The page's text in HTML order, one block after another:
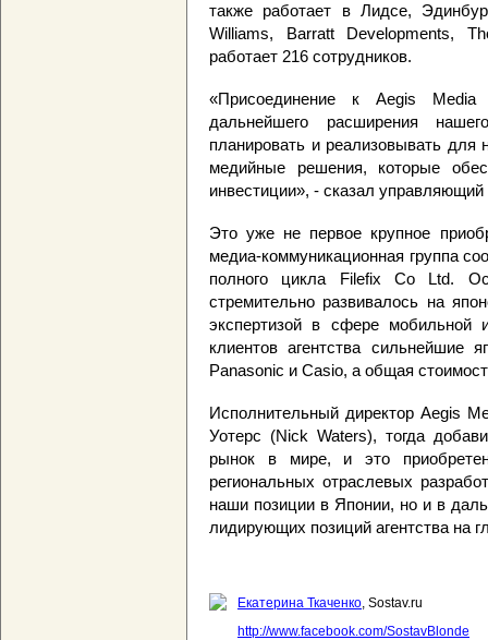
также работает в Лидсе,
Williams, Barratt Developments,
работает 216 сотрудников.
«Присоединение к Aegis
дальнейшего расширения
планировать и реализовывать
медийные решения, которые
инвестиции», - сказал
Это уже не первое крупное
медиа-коммуникационная группа
полного цикла Filefix Co Ltd.
стремительно развивалось на
экспертизой в сфере мобильной
клиентов агентства сильнейшие
Panasonic и Casio, а общая
Исполнительный директор Aegis
Уотерс (Nick Waters), тогда
рынок в мире, и это
региональных отраслевых
наши позиции в Японии, но и в
лидирующих позиций агентства на
Екатерина Ткаченко, Sostav.ru
http://www.facebook.com/SostavBlonde